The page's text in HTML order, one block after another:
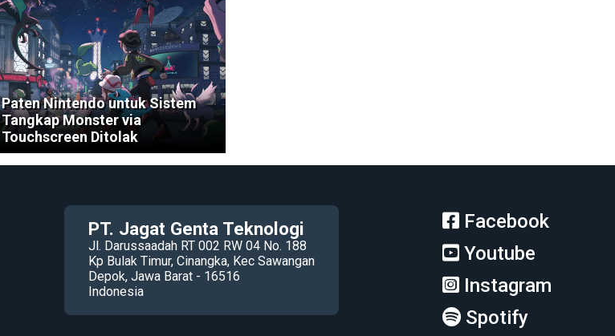
Paten Nintendo untuk Sistem
Tangkap Monster via
Touchscreen Ditolak
PT. Jagat Genta Teknologi
Jl. Darussaadah RT 002 RW 04 No. 188
Kp Bulak Timur, Cinangka, Kec Sawangan
Depok, Jawa Barat - 16516
Indonesia
Facebook
Youtube
Instagram
Spotify